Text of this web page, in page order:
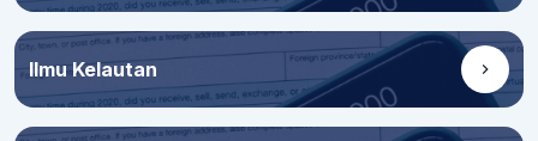
Ilmu Kelautan